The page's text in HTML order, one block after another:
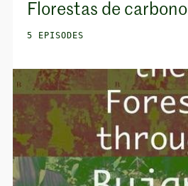
Florestas de carbono
5 EPISODES